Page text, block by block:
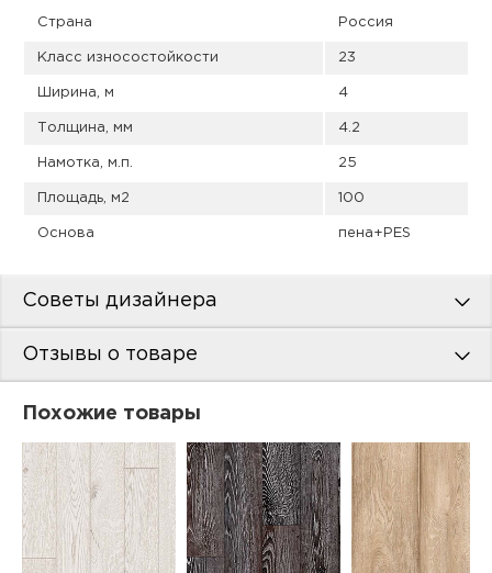
Страна Россия
Класс износостойкости 23
Ширина, м 4
Толщина, мм 4.2
Намотка, м.п. 25
Площадь, м2 100
Основа пена+PES
Советы дизайнера
Отзывы о товаре
Похожие товары